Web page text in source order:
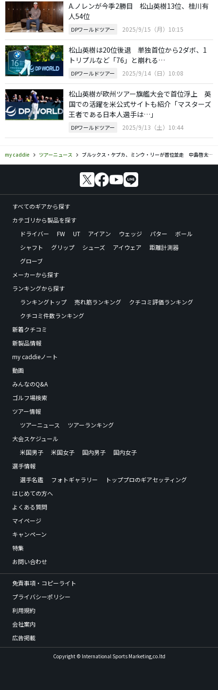
A.ノレンが今季2勝目 松山英樹13位、桂川有
人54位
DPワールドツアー 2025/9/15（月）10:15
松山英樹は20位後退 単独首位から2ダボ、1
トリプルなど「76」と崩れる…
DPワールドツアー 2025/9/14（日）10:08
松山英樹が欧州ツアー旗艦大会で首位浮上 英
国での活躍を米公式サイトも紹介「マスターズ
王者である日本人選手は…」
DPワールドツアー 2025/9/13（土）10:44
my caddie ツアーニュース ブルックス・ケプカ、ミンウ・リーが首位並走 中島啓太は56位
すべてのギアから探す
カテゴリから製品を探す
ドライバー
FW UT アイアン ウェッジ パター
ボール
シャフト
グリップ シューズ アイウェア
距離計測器
グローブ
メーカーから探す
ランキングから探す
ランキングトップ
売れ筋ランキング
クチコミ評価ランキング
クチコミ件数ランキング
新着クチコミ
新製品情報
my caddieノート
動画
みんなのQ&A
ゴルフ場検索
ツアー情報
ツアーニュース
ツアーランキング
大会スケジュール
米国男子
米国女子 国内男子
国内女子
選手情報
選手名鑑
フォトギャラリー
トッププロのギアセッティング
はじめての方へ
よくある質問
マイページ
キャンペーン
特集
お問い合わせ
免責事項・コピーライト
プライバシーポリシー
利用規約
会社案内
広告掲載
Copyright © International Sports Marketing,co.ltd